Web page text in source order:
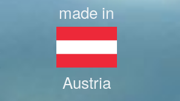
made in
Austria